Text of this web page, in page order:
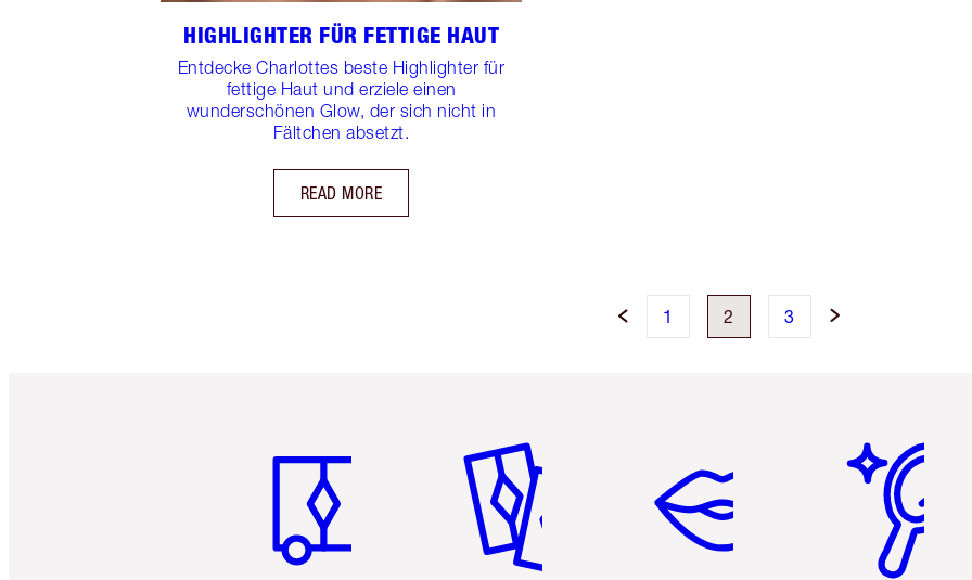
HIGHLIGHTER FÜR FETTIGE HAUT
Entdecke Charlottes beste Highlighter für
fettige Haut und erziele einen
wunderschönen Glow, der sich nicht in
Fältchen absetzt.
READ MORE
1 2 3